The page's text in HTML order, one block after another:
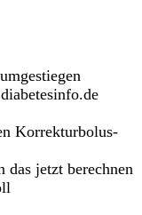
Korrekturbolus-
das jetzt berechnen